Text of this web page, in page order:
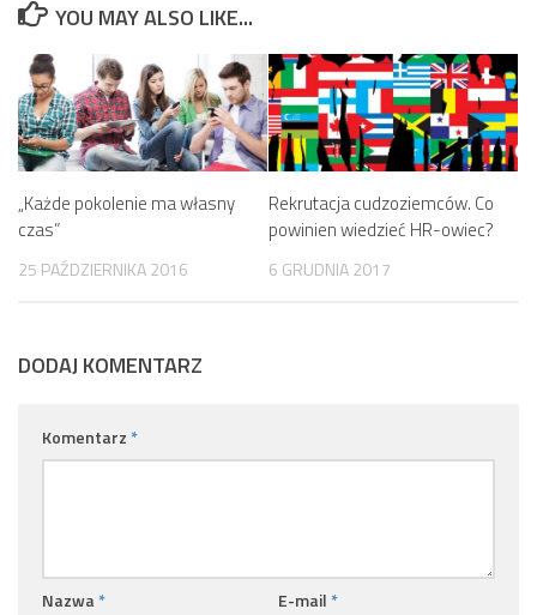
YOU MAY ALSO LIKE...
„Każde pokolenie ma własny
czas”
25 PAŹDZIERNIKA 2016
Rekrutacja cudzoziemców. Co
powinien wiedzieć HR-owiec?
6 GRUDNIA 2017
DODAJ KOMENTARZ
Komentarz *
Nazwa * E-mail *